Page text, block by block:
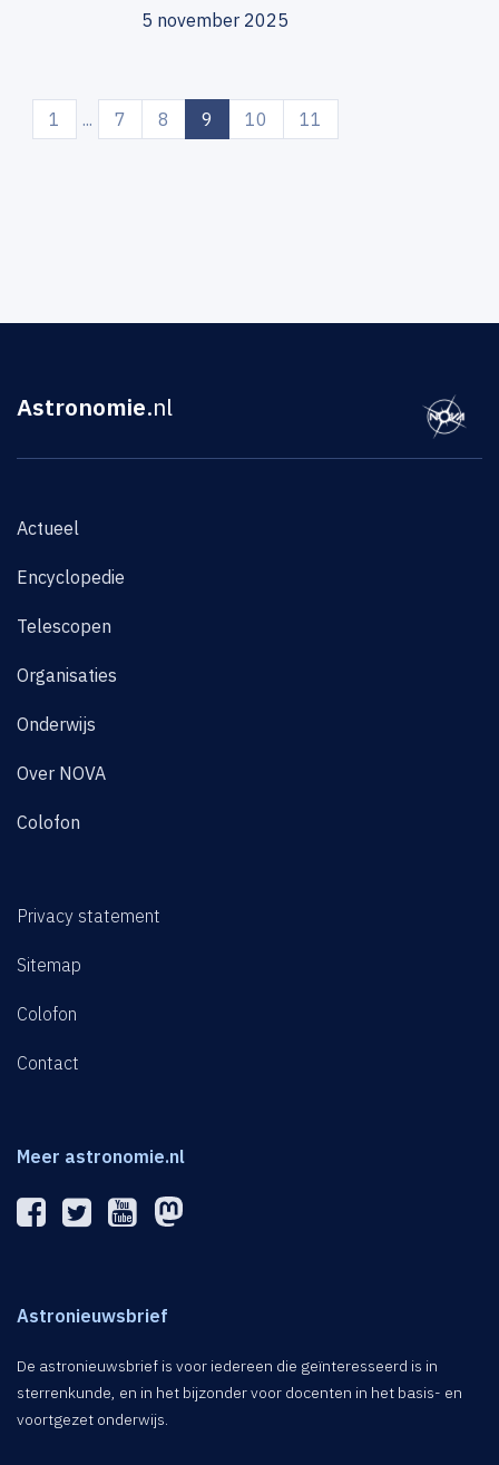
5 november 2025
1 ... 7 8 9 (current)
10 11
Astronomie.nl
Actueel
Encyclopedie
Telescopen
Organisaties
Onderwijs
Over NOVA
Colofon
Privacy statement
Sitemap
Colofon
Contact
Meer astronomie.nl
Astronieuwsbrief
De astronieuwsbrief is voor iedereen die geïnteresseerd is in
sterrenkunde, en in het bijzonder voor docenten in het basis- en
voortgezet onderwijs.